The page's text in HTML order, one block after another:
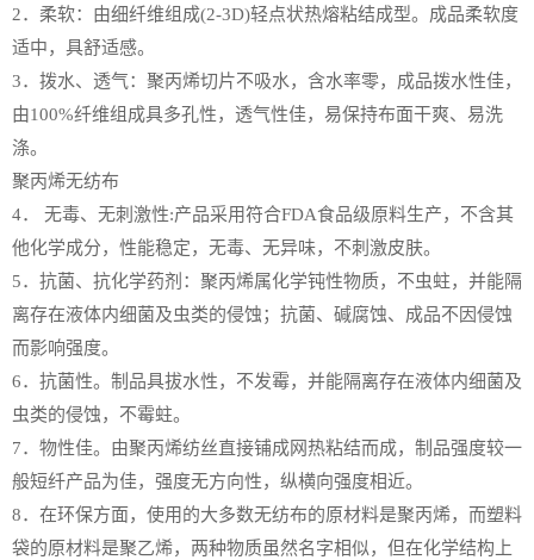
2．柔软：由细纤维组成(2-3D)轻点状热熔粘结成型。成品柔软度
适中，具舒适感。
3．拨水、透气：聚丙烯切片不吸水，含水率零，成品拨水性佳，
由100%纤维组成具多孔性，透气性佳，易保持布面干爽、易洗
涤。
聚丙烯无纺布
4． 无毒、无刺激性:产品采用符合FDA食品级原料生产，不含其
他化学成分，性能稳定，无毒、无异味，不刺激皮肤。
5．抗菌、抗化学药剂：聚丙烯属化学钝性物质，不虫蛀，并能隔
离存在液体内细菌及虫类的侵蚀；抗菌、碱腐蚀、成品不因侵蚀
而影响强度。
6．抗菌性。制品具拔水性，不发霉，并能隔离存在液体内细菌及
虫类的侵蚀，不霉蛀。
7．物性佳。由聚丙烯纺丝直接铺成网热粘结而成，制品强度较一
般短纤产品为佳，强度无方向性，纵横向强度相近。
8．在环保方面，使用的大多数无纺布的原材料是聚丙烯，而塑料
袋的原材料是聚乙烯，两种物质虽然名字相似，但在化学结构上